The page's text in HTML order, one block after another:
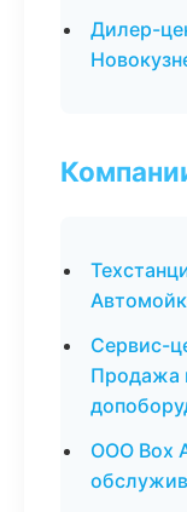
Дилер-
Сервис-
Продажа
ООО Box